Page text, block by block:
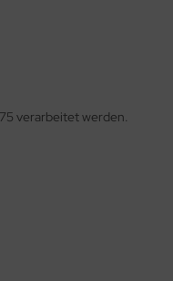
verarbeitet werden.